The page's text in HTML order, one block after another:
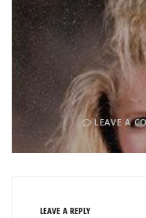
LEAVE A
LEAVE A REPLY